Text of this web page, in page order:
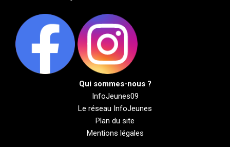
Qui sommes-nous ?
InfoJeunes09
Le réseau InfoJeunes
Plan du site
Mentions légales